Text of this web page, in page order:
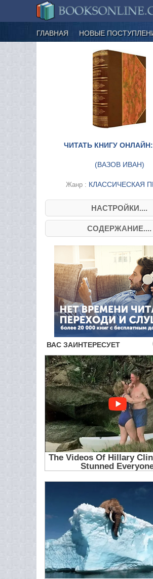
ГЛАВНАЯ НОВЫЕ
ЧИТАТЬ КНИГУ
(ВАЗОВ ИВАН)
Жанр : КЛАССИЧЕСКАЯ
НАСТРОЙКИ....
СОДЕРЖАНИЕ....